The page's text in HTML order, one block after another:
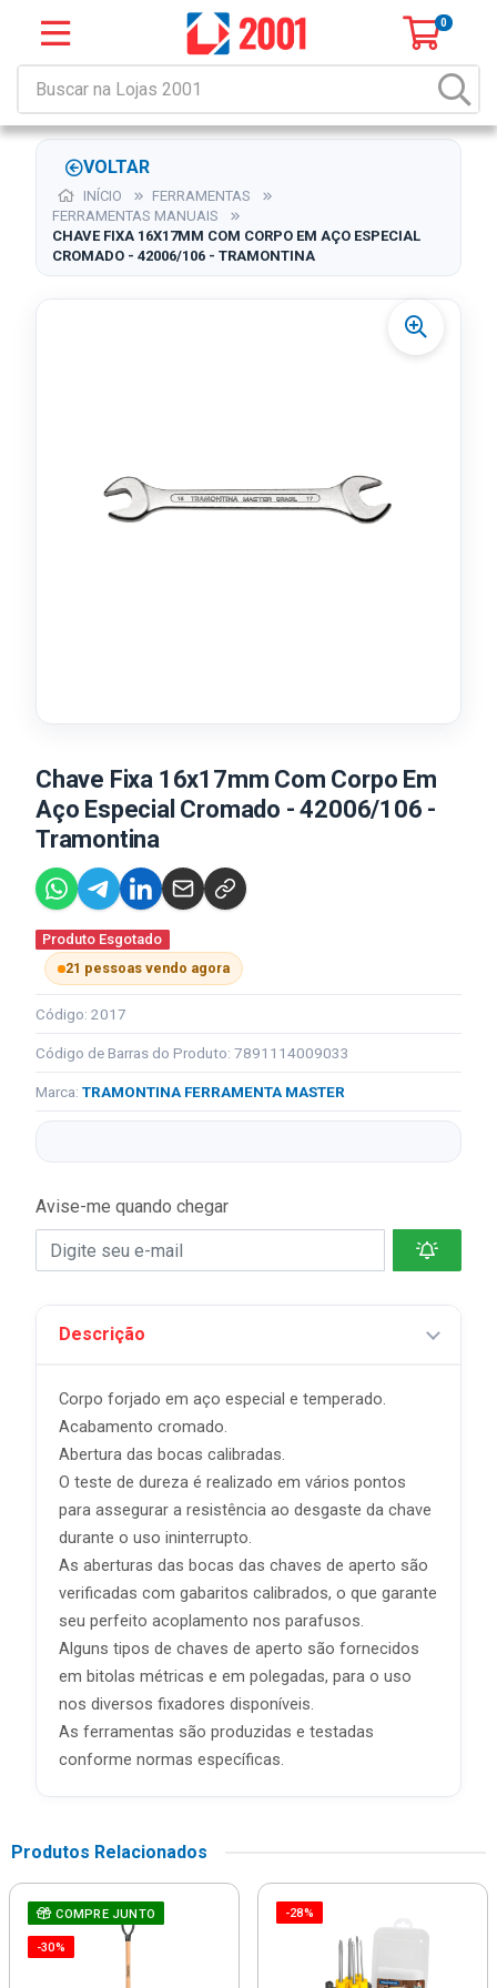
0
VOLTAR
INÍCIO
FERRAMENTAS
FERRAMENTAS MANUAIS
CHAVE FIXA 16X17MM COM CORPO EM AÇO ESPECIAL
CROMADO - 42006/106 - TRAMONTINA
Chave Fixa 16x17mm Com Corpo Em
Aço Especial Cromado - 42006/106 -
Tramontina
Produto Esgotado
21 pessoas vendo agora
Código: 2017
Código de Barras do Produto: 7891114009033
Marca: TRAMONTINA FERRAMENTA MASTER
Avise-me quando chegar
Descrição
Corpo forjado em aço especial e temperado.
Acabamento cromado.
Abertura das bocas calibradas.
O teste de dureza é realizado em vários pontos
para assegurar a resistência ao desgaste da chave
durante o uso ininterrupto.
As aberturas das bocas das chaves de aperto são
verificadas com gabaritos calibrados, o que garante
seu perfeito acoplamento nos parafusos.
Alguns tipos de chaves de aperto são fornecidos
em bitolas métricas e em polegadas, para o uso
nos diversos fixadores disponíveis.
As ferramentas são produzidas e testadas
conforme normas específicas.
Produtos Relacionados
COMPRE JUNTO
-30%
-28%